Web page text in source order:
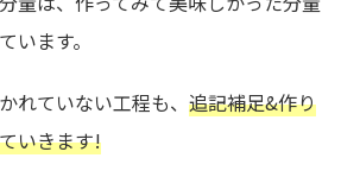
います。
れていない工程も、 追記補足&作り
いきます!